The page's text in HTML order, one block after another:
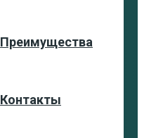
Преимущества
Контакты